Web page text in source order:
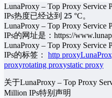
LunaProxy – Top Proxy Service
IPs热度已经达到 25 °C。
LunaProxy – Top Proxy Service
IPs的网址是：https://
LunaProxy – Top Proxy Service
IPs的标签： http proxy
proxyrotating proxystatic proxy
关于LunaProxy – Top Proxy
Million IPs特别声明